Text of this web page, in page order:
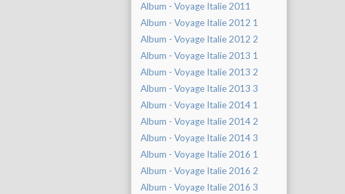
Album - Voyage Italie 2011
Album - Voyage Italie 2012 1
Album - Voyage Italie 2012 2
Album - Voyage Italie 2013 1
Album - Voyage Italie 2013 2
Album - Voyage Italie 2013 3
Album - Voyage Italie 2014 1
Album - Voyage Italie 2014 2
Album - Voyage Italie 2014 3
Album - Voyage Italie 2016 1
Album - Voyage Italie 2016 2
Album - Voyage Italie 2016 3